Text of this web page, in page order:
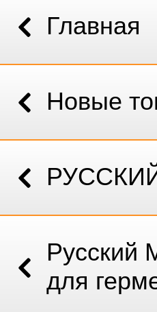
Главная
Новые
Русский
для